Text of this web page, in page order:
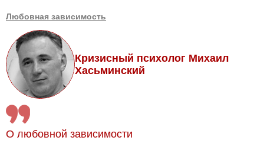
Любовная зависимость
Кризисный психолог Михаил
Хасьминский
О любовной зависимости